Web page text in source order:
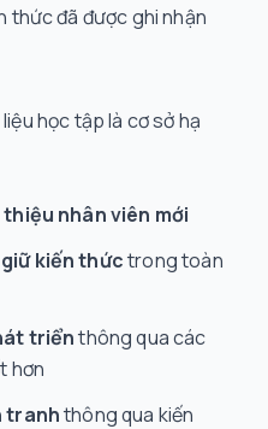
thức đã được ghi nhận
học tập là cơ sở hạ
nhân viên mới
kiến thứctrong toàn
triểnthông qua các
hơn
tranhthông qua kiến